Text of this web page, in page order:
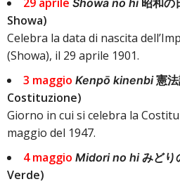
Shōwa no hi
Showa)
Celebra la data di nascita
(Showa), il 29 aprile 1901.
3 maggio Kenpō kinenbi憲
Costituzione)
Giorno in cui si celebra la
maggio del 1947.
4 maggio Midori no hiみど
Verde)